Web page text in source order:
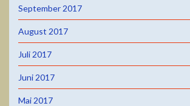
September 2017
August 2017
Juli 2017
Juni 2017
Mai 2017